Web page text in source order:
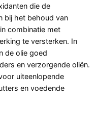
die de
bij het behoud van
combinatie met
te versterken. In
de olie goed
en verzorgende oliën.
uiteenlopende
en voedende